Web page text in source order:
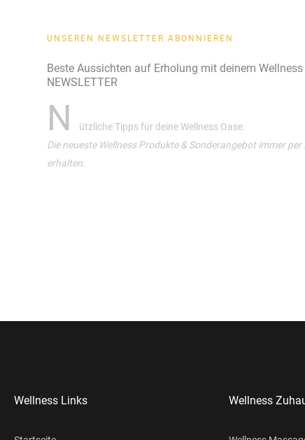
UNSEREN NEWSLETTER ABONNIEREN
Beste Aussichten auf Erholung mit deinem Wellness
NEWSLETTER
N
ützliche Tipps für deine Wellness Oase.
Die neueste Wellness Produkte & Sonderangebot immer per
erhalten.
Wellness Links Wellness